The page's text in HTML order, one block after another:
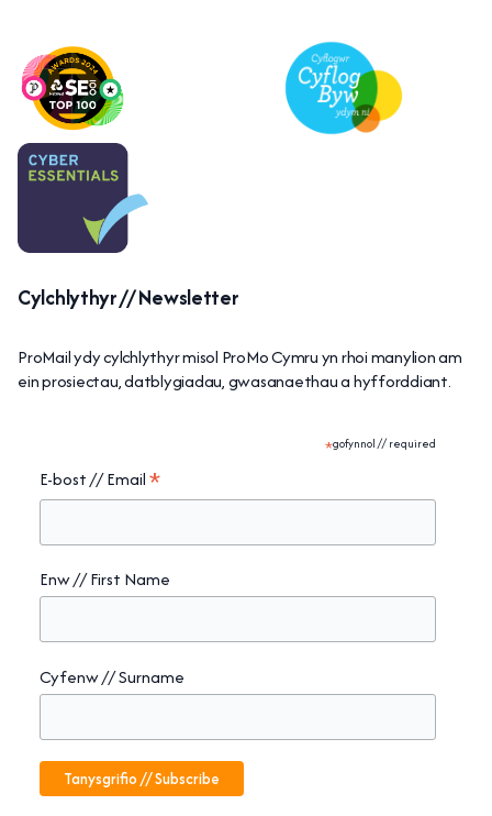
Cylchlythyr // Newsletter
ProMail ydy cylchlythyr misol ProMo Cymru yn rhoi manylion am
ein prosiectau, datblygiadau, gwasanaethau a hyfforddiant.
*gofynnol // required
E-bost // Email*
Enw // First Name
Cyfenw // Surname